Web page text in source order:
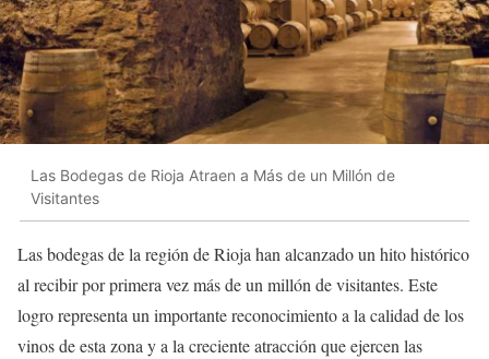
Las Bodegas de Rioja Atraen a Más de un Millón de
Visitantes
Las bodegas de la región de Rioja han alcanzado un hito histórico
al recibir por primera vez más de un millón de visitantes. Este
logro representa un importante reconocimiento a la calidad de los
vinos de esta zona y a la creciente atracción que ejercen las